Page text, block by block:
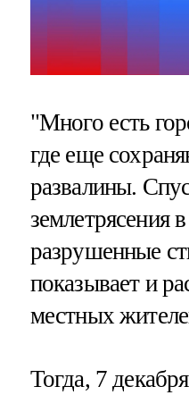
"Много есть
где еще
развалины.
землетрясения
разрушенные
показывает и
местных
Тогда, 7